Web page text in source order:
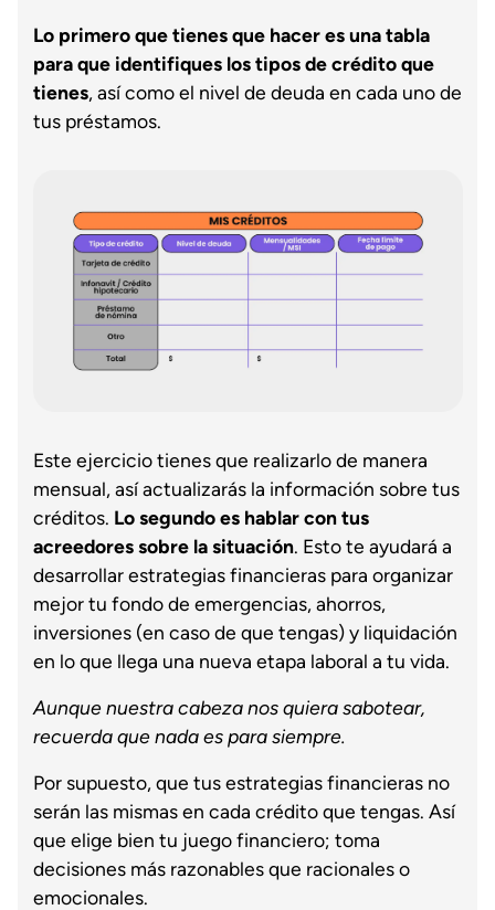
Lo primero que tienes que hacer es una tabla
para que identifiques los tipos de crédito que
tienes, así como el nivel de deuda en cada uno de
tus préstamos.
Este ejercicio tienes que realizarlo de manera
mensual, así actualizarás la información sobre tus
créditos. Lo segundo es hablar con tus
acreedores sobre la situación. Esto te ayudará a
desarrollar estrategias financieras para organizar
mejor tu fondo de emergencias, ahorros,
inversiones (en caso de que tengas) y liquidación
en lo que llega una nueva etapa laboral a tu vida.
Aunque nuestra cabeza nos quiera sabotear,
recuerda que nada es para siempre.
Por supuesto, que tus estrategias financieras no
serán las mismas en cada crédito que tengas. Así
que elige bien tu juego financiero; toma
decisiones más razonables que racionales o
emocionales.